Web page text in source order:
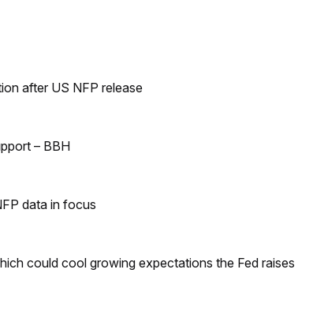
after US NFP release
– BBH
data in focus
could cool growing expectations the Fed raises